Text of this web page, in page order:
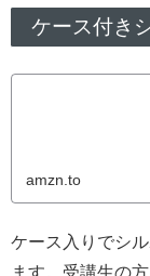
ケース付き
amzn.to
ケース入りでシ